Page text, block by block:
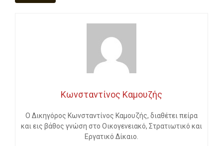
Κωνσταντίνος Καμουζής
Ο Δικηγόρος Κωνσταντίνος Καμουζής, διαθέτει πείρα
και εις βάθος γνώση στο Οικογενειακό, Στρατιωτικό και
Εργατικό Δίκαιο.